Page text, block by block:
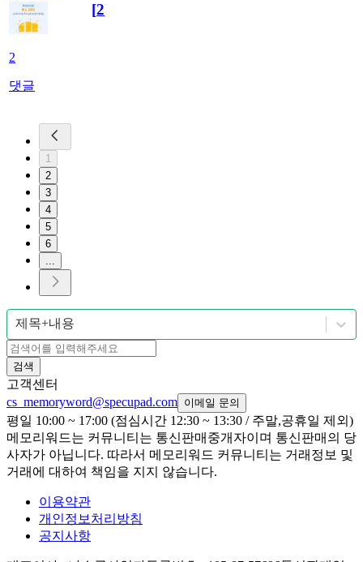
2
댓글
[2]
1
2
3
4
5
6
제목+내용
검색
고객센터
cs_memoryword@specupad.com 이메일 문의
평일 10:00 ~ 17:00 (점심시간 12:30 ~ 13:30 / 주말,공휴일 제외)
메모리워드는 커뮤니티는 통신판매중개자이며 통신판매의 당
사자가 아닙니다. 따라서 메모리워드 커뮤니티는 거래정보 및
거래에 대하여 책임을 지지 않습니다.
이용약관
개인정보처리방침
공지사항